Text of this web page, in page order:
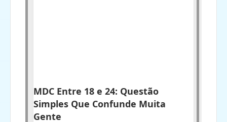
MDC Entre 18 e 24: Questão
Simples Que Confunde Muita
Gente